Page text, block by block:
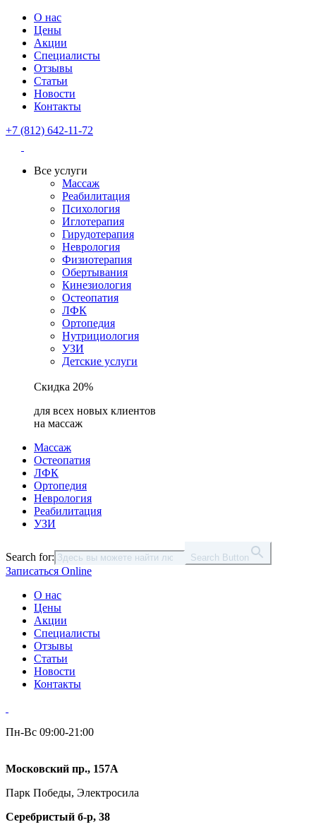
О нас
Цены
Акции
Специалисты
Отзывы
Статьи
Новости
Контакты
+7 (812) 642-11-72
Все услуги
Массаж
Реабилитация
Психология
Иглотерапия
Гирудотерапия
Неврология
Физиотерапия
Обертывания
Кинезиология
Остеопатия
ЛФК
Ортопедия
Нутрициология
УЗИ
Детские услуги
Скидка 20%
для всех новых клиентов
на массаж
Массаж
Остеопатия
ЛФК
Ортопедия
Неврология
Реабилитация
УЗИ
Search for: Search Button
Записаться Online
О нас
Цены
Акции
Специалисты
Отзывы
Статьи
Новости
Контакты
Пн-Вс 09:00-21:00
Московский пр., 157А
Парк Победы, Электросила
Серебристый б-р, 38